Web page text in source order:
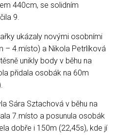
440cm, se solidním
9.
ukázaly novými osobními
– 4.místo) a Nikola Petrlíková
unikly body v běhu na
přidala osobák na 60m
Sára Sztachová v běhu na
7.místo a posunula osobák
dobře i 150m (22,45s), kde jí